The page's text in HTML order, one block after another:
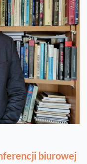
biurowej